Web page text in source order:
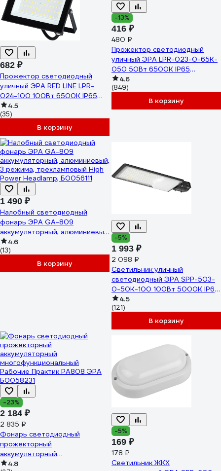
682 ₽
Прожектор светодиодный
уличный ЭРА RED LINE LPR-
024-100 100Вт 6500K IP65
влагозащищенный Б0059616
4.5
(35)
В корзину
-13%
416 ₽
480 ₽
Прожектор светодиодный
уличный ЭРА LPR-023-0-65K-
050 50Вт 6500K IP65
Б0052024
4.6
(849)
В корзину
1 490 ₽
Налобный светодиодный
фонарь ЭРА GA-809
аккумуляторный, алюминиевый,
3 режима, трехламповый High
Power Headlamp, Б0056111
4.6
(13)
В корзину
-5%
1 993 ₽
2 098 ₽
Светильник уличный
светодиодный ЭРА SPP-503-
0-50K-100 100Вт 5000К IP65
КСС Ш Б0043669
4.5
(121)
В корзину
-23%
2 184 ₽
2 835 ₽
Фонарь светодиодный
прожекторный
аккумуляторный
многофункциональный
4.8
-5%
169 ₽
178 ₽
Светильник ЖКХ